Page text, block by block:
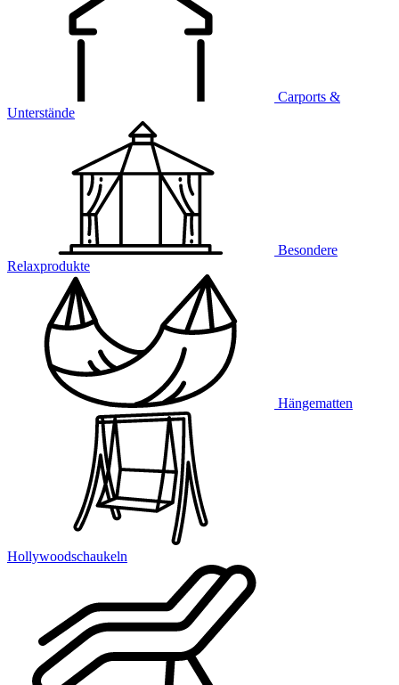
Carports &
Unterstände
Besondere
Relaxprodukte
Hängematten
Hollywoodschaukeln